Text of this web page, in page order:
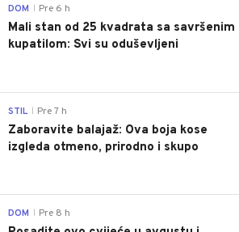
DOM Pre 6 h
Mali stan od 25 kvadrata sa savršenim
kupatilom: Svi su oduševljeni
STIL Pre 7 h
Zaboravite balajaž: Ova boja kose
izgleda otmeno, prirodno i skupo
DOM Pre 8 h